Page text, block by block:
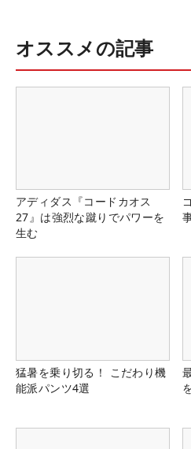
オススメの記事
アディダス『コードカオス
27』は強烈な蹴りでパワーを
生む
猛暑を乗り切る！ こだわり機
能派パンツ4選